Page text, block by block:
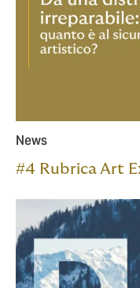
News
#4 Rubrica Art